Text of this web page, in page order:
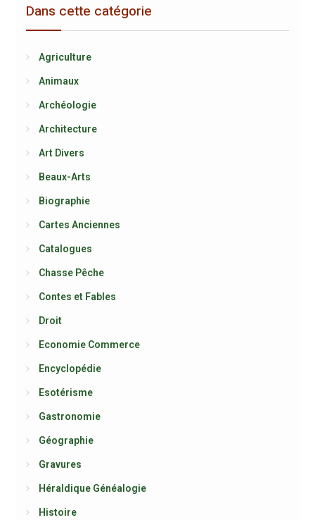
Dans cette catégorie
Agriculture
Animaux
Archéologie
Architecture
Art Divers
Beaux-Arts
Biographie
Cartes Anciennes
Catalogues
Chasse Pêche
Contes et Fables
Droit
Economie Commerce
Encyclopédie
Esotérisme
Gastronomie
Géographie
Gravures
Héraldique Généalogie
Histoire